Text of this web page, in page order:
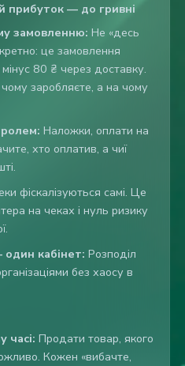
прибуток — до гривні
замовленню: Не «десь
це замовлення
80 ₴ через доставку.
заробляєте, а на чому
Наложки, оплати на
хто оплатив, а чиї
фіскалізуються самі. Це
на чеках і нуль ризику
один кабінет: Розподіл
без хаосу в
часі: Продати товар, якого
Кожен «вибачте,